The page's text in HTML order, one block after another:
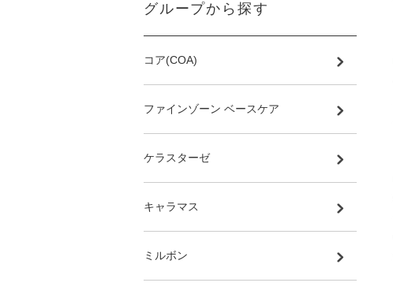
グループから探す
コア(COA)
ファインゾーン ベースケア
ケラスターゼ
キャラマス
ミルボン